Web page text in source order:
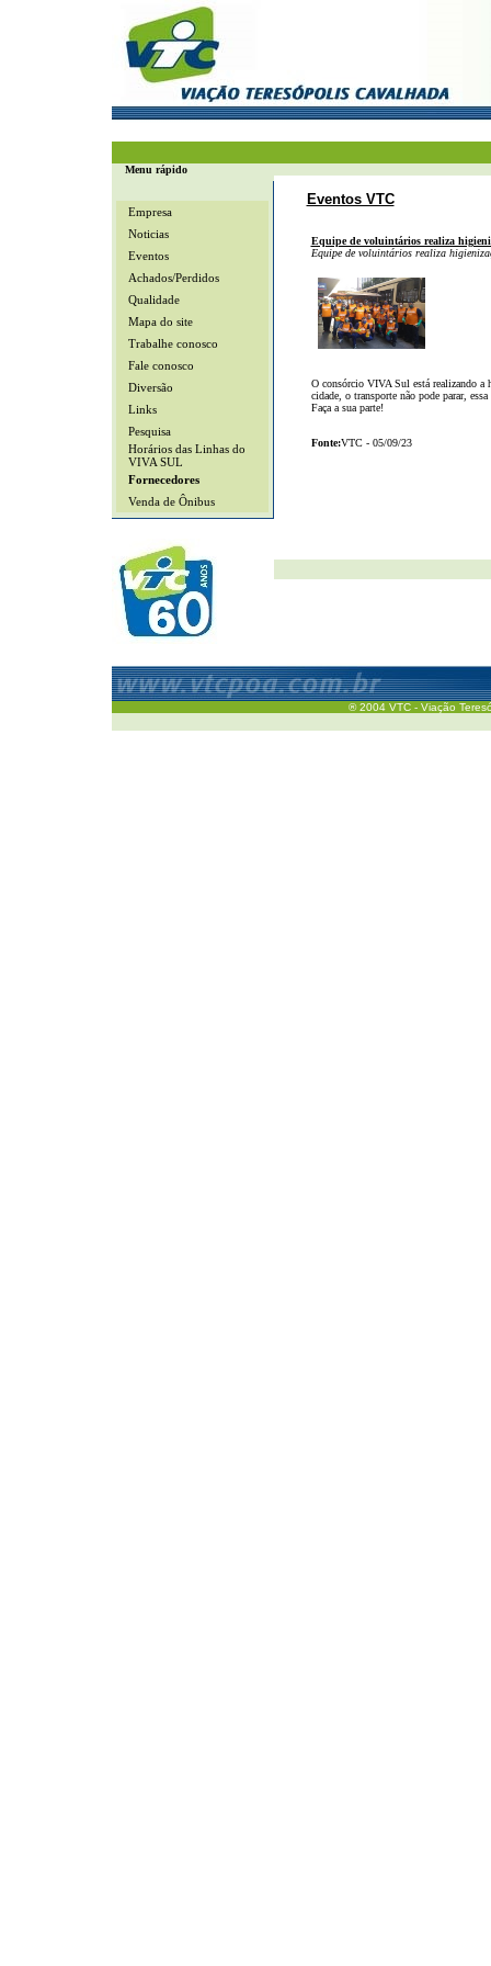
Menu rápido
Empresa
Noticias
Eventos
Achados/Perdidos
Qualidade
Mapa do site
Trabalhe conosco
Fale conosco
Diversão
Links
Pesquisa
Horários das Linhas do
VIVA SUL
Fornecedores
Venda de Ônibus
Eventos VTC
Equipe de voluintários realiza
Equipe de voluintários realiza
O consórcio VIVA Sul está realizando a
cidade, o transporte não pode parar,
Faça a sua parte!
Fonte:VTC - 05/09/23
® 2004 VTC - Viação